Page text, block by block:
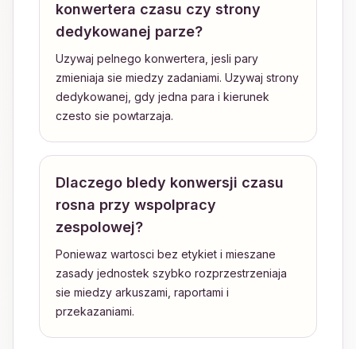
konwertera czasu czy strony
dedykowanej parze?
Uzywaj pelnego konwertera, jesli pary
zmieniaja sie miedzy zadaniami. Uzywaj strony
dedykowanej, gdy jedna para i kierunek
czesto sie powtarzaja.
Dlaczego bledy konwersji czasu
rosna przy wspolpracy
zespolowej?
Poniewaz wartosci bez etykiet i mieszane
zasady jednostek szybko rozprzestrzeniaja
sie miedzy arkuszami, raportami i
przekazaniami.